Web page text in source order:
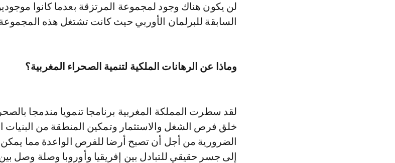
لن يكون هناك وجود لمجموعة المرتزقة بعدما كانوا
السابقة للبرلمان الأوربي حيث كانت تشتغل هذه
وماذا عن الرهانات الملكية لتنمية الصحراء المغربية؟
لقد سطرت المملكة المغربية برنامجا تنمويا مندمجا
خلق فرص الشغل والاستثمار وتمكين المنطقة من البنيات
الضرورية من أجل أن تصبح أرضا للفرص الواعدة مما
إلى جسر حقيقي للتبادل بين إفريقيا وأوروبا وصلة وصل